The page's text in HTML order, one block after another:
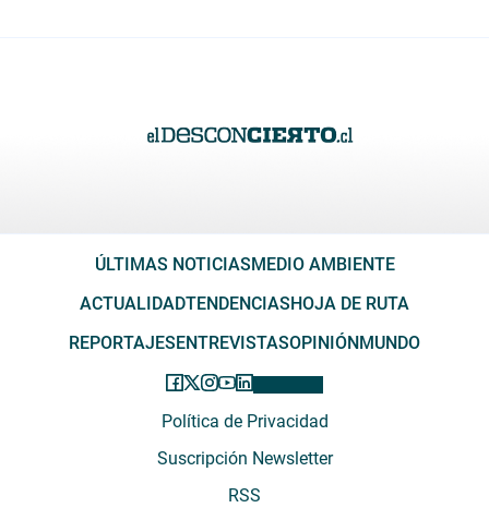
ÚLTIMAS NOTICIASMEDIO AMBIENTE
ACTUALIDADTENDENCIASHOJA DE RUTA
REPORTAJESENTREVISTASOPINIÓNMUNDO
Política de Privacidad
Suscripción Newsletter
RSS